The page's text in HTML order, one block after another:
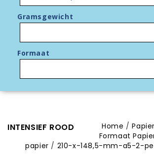
Gramsgewicht
Formaat
INTENSIEF ROOD Home
Formaat
papier
210-x-148,5-mm-a5-2-